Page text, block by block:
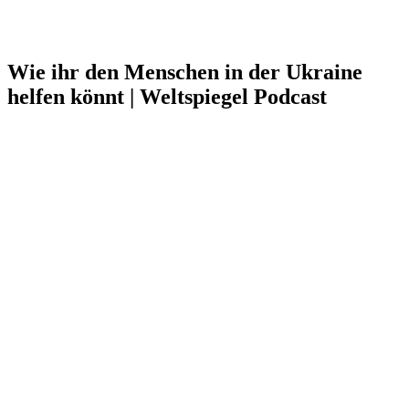
Wie ihr den Menschen in der Ukraine
helfen könnt | Weltspiegel Podcast